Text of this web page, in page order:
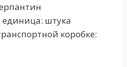
штука
коробке: